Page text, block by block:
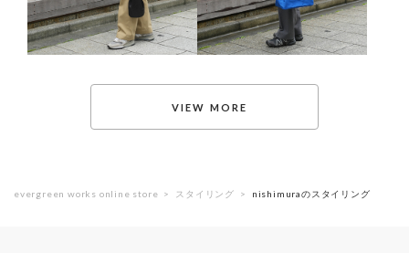
evergreen works online store スタイリング nishimuraのスタイリング